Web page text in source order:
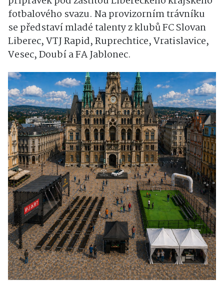
fotbalového svazu. Na provizorním trávníku
se představí mladé talenty z klubů FC Slovan
Liberec, VTJ Rapid, Ruprechtice, Vratislavice,
Vesec, Doubí a FA Jablonec.